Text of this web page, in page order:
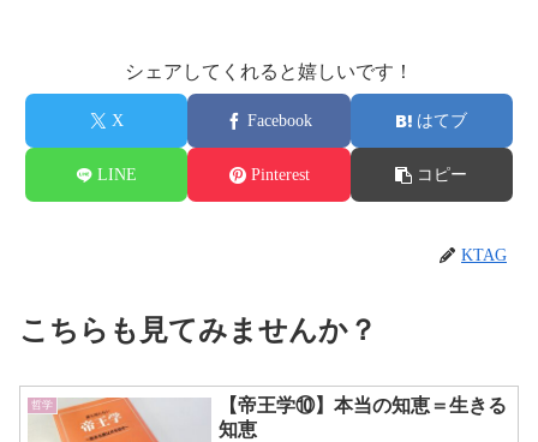
シェアしてくれると嬉しいです！
X Facebook はてブ
LINE Pinterest コピー
KTAG
こちらも見てみませんか？
哲学
【帝王学⑩】本当の知恵＝生きる
知恵